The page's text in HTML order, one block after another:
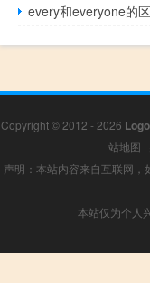
every和everyone的
Copyright © 2012 - 2026
站地图 |
声明：本站内容来自互联网
本站仅为个人